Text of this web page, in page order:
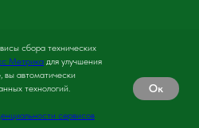
сбора технических
Метрика для улучшения
вы автоматически
технологий.
сервисов
Ок
Tilda